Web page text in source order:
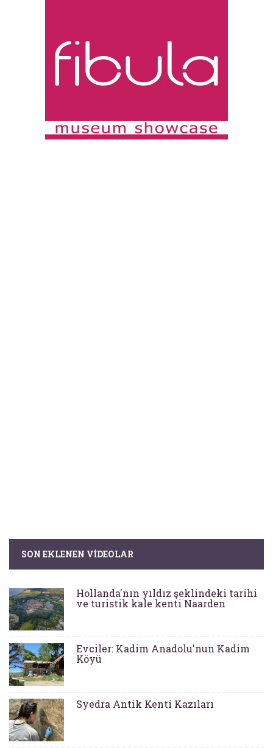
SON EKLENEN VIDEOLAR
Hollanda'nın yıldız şeklindeki tarihi
ve turistik kale kenti Naarden
Evciler: Kadim Anadolu'nun Kadim
Köyü
Syedra Antik Kenti Kazıları